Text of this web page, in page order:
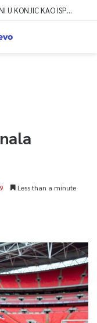
VATROGASCI CIVILNE ZAŠTITE KS UPUĆENI U KONJIC KAO ISPOMOĆ U GAŠENJU POŽARA
Less than a minute